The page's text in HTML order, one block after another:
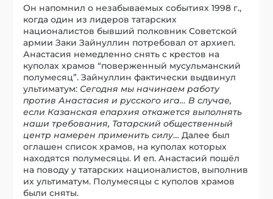
Он напомнил о незабываемых событиях 1998 г.,
когда один из лидеров татарских
националистов бывший полковник Советской
армии Заки Зайнуллин потребовал от архиеп.
Анастасия немедленно снять с крестов на
куполах храмов “поверженный мусульманский
полумесяц”. Зайнуллин фактически выдвинул
ультиматум: Сегодня мы начинаем работу
против Анастасия и русского ига… В случае,
если Казанская епархия откажется выполнять
наши требования, Татарский общественный
центр намерен применить силу… Далее был
оглашен список храмов, на куполах которых
находятся полумесяцы. И еп. Анастасий пошёл
на поводу у татарских националистов, выполнив
их ультиматум. Полумесяцы с куполов храмов
были сняты.